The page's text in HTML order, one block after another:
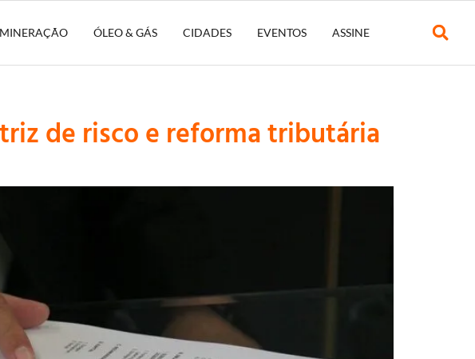
MINERAÇÃO ÓLEO & GÁS CIDADES EVENTOS ASSINE
de risco e reforma tributária